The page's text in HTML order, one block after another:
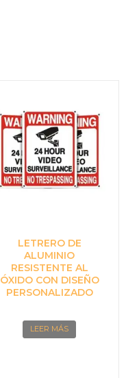
LETRERO DE
ALUMINIO
RESISTENTE AL
ÓXIDO CON DISEÑO
PERSONALIZADO
LEER MÁS